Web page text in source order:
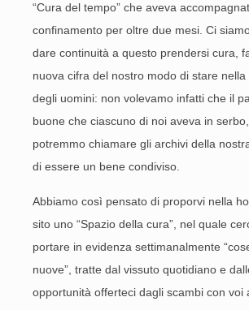
“Cura del tempo” che aveva
confinamento per oltre due mesi. Ci
dare continuità a questo prendersi cura,
nuova cifra del nostro modo di stare nella
degli uomini: non volevamo infatti che il
buone che ciascuno di noi aveva in
potremmo chiamare gli archivi della
di essere un bene condiviso.
Abbiamo così pensato di proporvi nella
sito uno “Spazio della cura”, nel quale
portare in evidenza settimanalmente
nuove”, tratte dal vissuto quotidiano e
opportunità offerteci dagli scambi con voi